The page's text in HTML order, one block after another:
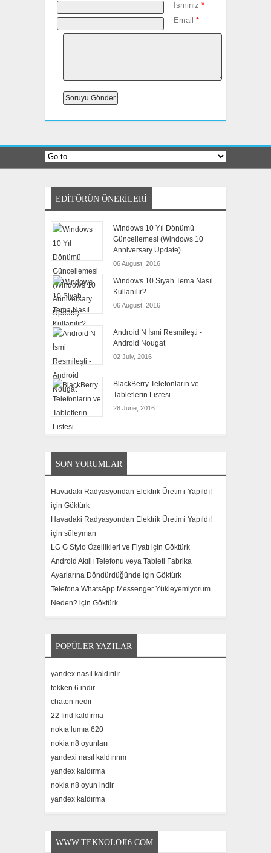
İsminiz *
Email *
EDITÖRÜN ÖNERILERI
Windows 10 Yıl Dönümü
Güncellemesi (Windows 10
Anniversary Update)
06 August, 2016
Windows 10 Siyah Tema Nasıl
Kullanılır?
06 August, 2016
Android N İsmi Resmileşti -
Android Nougat
02 July, 2016
BlackBerry Telefonların ve
Tabletlerin Listesi
28 June, 2016
SON YORUMLAR
Havadaki Radyasyondan Elektrik Üretimi Yapıldı!
için Göktürk
Havadaki Radyasyondan Elektrik Üretimi Yapıldı!
için süleyman
LG G Stylo Özellikleri ve Fiyatı için Göktürk
Android Akıllı Telefonu veya Tableti Fabrika
Ayarlarına Döndürdüğünde için Göktürk
Telefona WhatsApp Messenger Yükleyemiyorum
Neden? için Göktürk
POPÜLER YAZILAR
yandex nasıl kaldırılır
tekken 6 indir
chaton nedir
22 find kaldırma
nokıa lumıa 620
nokia n8 oyunları
yandexi nasıl kaldırırım
yandex kaldırma
nokia n8 oyun indir
yandex kaldırma
WWW.TEKNOLOJI6.COM